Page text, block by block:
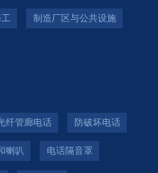
制造厂区与公共设施
纤管廊电话 防破坏电话
喇叭 电话隔音罩